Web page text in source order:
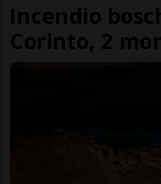
Incendio
Corinto, 2